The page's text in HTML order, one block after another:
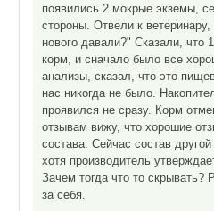
появились 2 мокрые экземы,
стороны. Отвели к
нового давали?" Сказали, что
корм, и сначало было все
анализы, сказал, что это
нас никогда не было.
проявился не сразу. Корм
отзывам вижу, что хорошие
состава. Сейчас состав
хотя производитель
Зачем тогда что то скрывать?
за себя.